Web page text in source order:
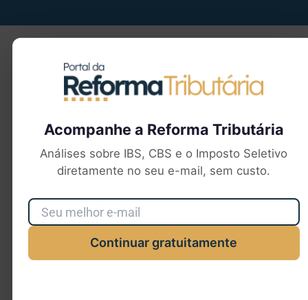
Acompanhe a Reforma Tributária
Análises sobre IBS, CBS e o Imposto Seletivo
diretamente no seu e-mail, sem custo.
Continuar gratuitamente